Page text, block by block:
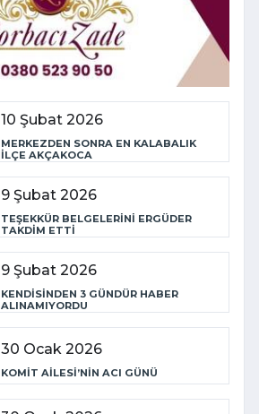
10 Şubat 2026
MERKEZDEN SONRA EN KALABALIK
İLÇE AKÇAKOCA
9 Şubat 2026
TEŞEKKÜR BELGELERİNİ ERGÜDER
TAKDİM ETTİ
9 Şubat 2026
KENDİSİNDEN 3 GÜNDÜR HABER
ALINAMIYORDU
30 Ocak 2026
KOMİT AİLESİ’NİN ACI GÜNÜ